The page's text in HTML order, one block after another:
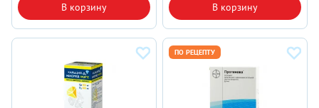
В корзину В корзину
ПО РЕЦЕПТУ